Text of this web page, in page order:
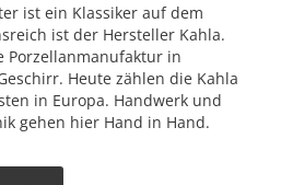
ist ein Klassiker auf dem
ist der Hersteller Kahla.
Porzellanmanufaktur in
Heute zählen die Kahla
in Europa. Handwerk und
gehen hier Hand in Hand.